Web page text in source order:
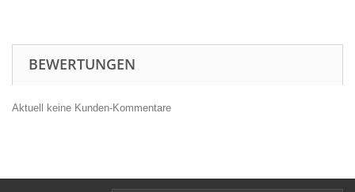
BEWERTUNGEN
Aktuell keine Kunden-Kommentare